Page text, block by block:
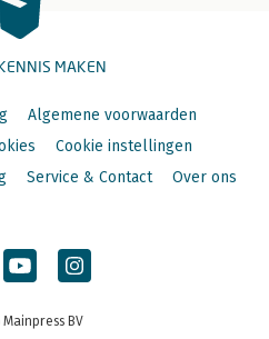
MAKEN
Algemene voorwaarden
Cookie instellingen
Service & Contact Over ons
BV